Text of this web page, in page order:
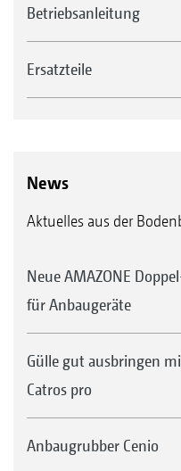
Betriebsanleitung
Ersatzteile
News
Aktuelles aus der
Neue AMAZONE
für Anbaugeräte
Gülle gut ausbringen
Catros pro
Anbaugrubber Cenio